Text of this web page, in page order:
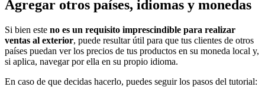
Agregar otros países, idiomas y monedas
Si bien este no es un requisito imprescindible para realizar
ventas al exterior, puede resultar útil para que tus clientes de otros
países puedan ver los precios de tus productos en su moneda local y,
si aplica, navegar por ella en su propio idioma.
En caso de que decidas hacerlo, puedes seguir los pasos del tutorial: